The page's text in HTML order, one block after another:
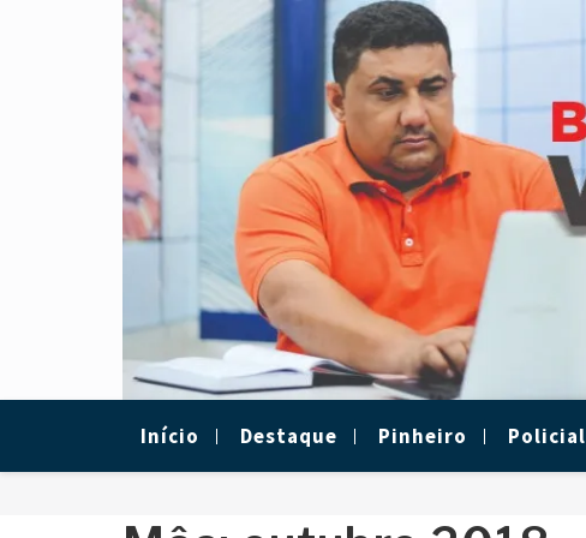
Início Destaque Pinheiro Policial